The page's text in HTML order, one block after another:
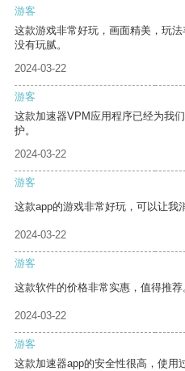
游客
这款游戏非常好玩，画面精美，玩
没有玩腻。
2024-03-22
游客
这款加速器VPM应用程序已经为我
护。
2024-03-22
游客
这款app的游戏非常好玩，可以让我
2024-03-22
游客
这款软件的价格非常实惠，值得推荐
2024-03-22
游客
这款加速器app的安全性很高，使用